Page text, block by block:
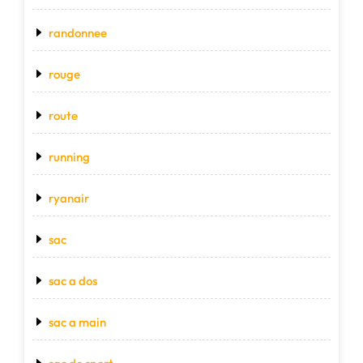
randonnee
rouge
route
running
ryanair
sac
sac a dos
sac a main